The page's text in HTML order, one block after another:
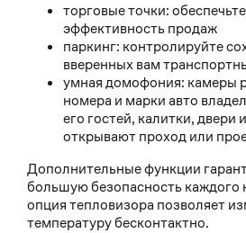
торговые точки:
эффективность продаж
паркинг: контролируйте
вверенных вам
умная домофония: камеры
номера и марки авто
его гостей, калитки,
открывают проход или
Дополнительные функции
большую безопасность каждого
опция тепловизора позволяет
температуру бесконтактно.